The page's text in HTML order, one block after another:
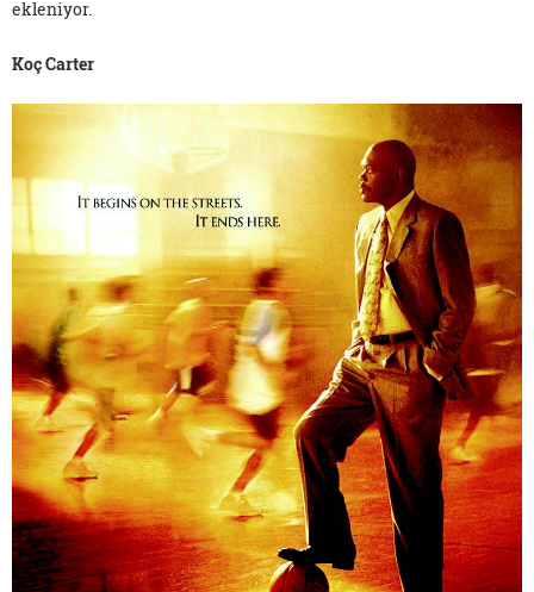
ekleniyor.
Koç Carter